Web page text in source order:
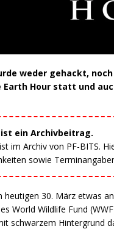
weder gehackt,
Hour statt und
ist ein Archivbeitrag.
im Archiv von PF-BITS.
sowie
heutigen 30. März etwas
World Wildlife Fund
schwarzem Hintergrund